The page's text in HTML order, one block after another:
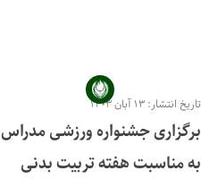
تاریخ انتشار: ۱۳ آبان ۱۴۰۳
برگزاری جشنواره ورزشی مدراس
به مناسبت هفته تربیت بدنی